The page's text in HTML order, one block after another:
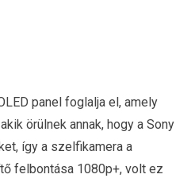
panel foglalja el, amely
örülnek annak, hogy a Sony
így a szelfikamera a
felbontása 1080p+, volt ez